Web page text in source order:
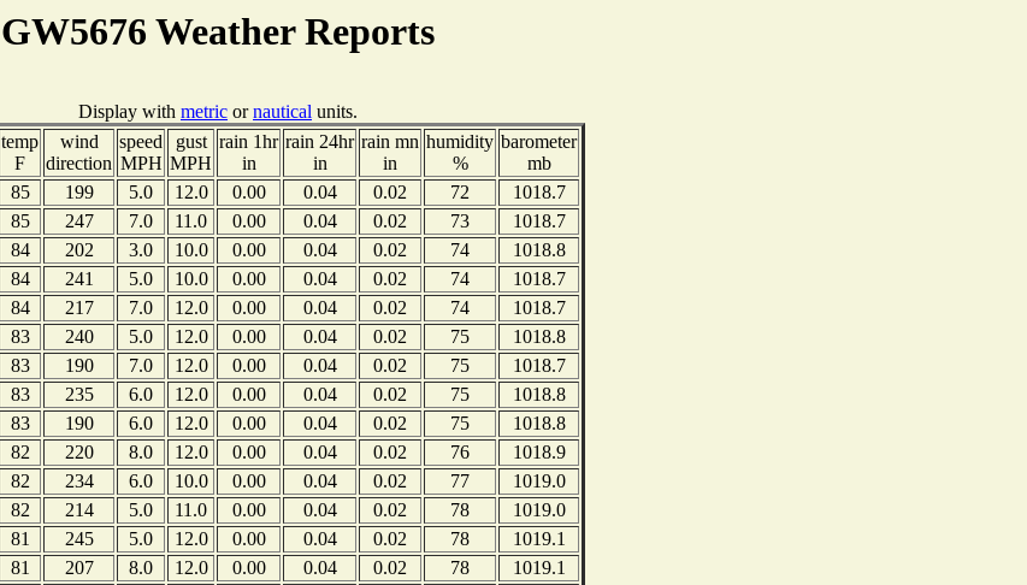
GW5676 Weather Reports
Display with metric ornautical units.
temp
F
wind
direction
speed
MPH
gust
MPH
rain 1hr
in
rain 24hr
in
rain mn
in
humidity
%
barometer
mb
85 199 5.0 12.0 0.00 0.04 0.02 72
1018.7
85 247 7.0 11.0 0.00 0.04 0.02 73
1018.7
84 202 3.0 10.0 0.00 0.04 0.02 74
1018.8
84 241 5.0 10.0 0.00 0.04 0.02 74
1018.7
84 217 7.0 12.0 0.00 0.04 0.02 74
1018.7
83 240 5.0 12.0 0.00 0.04 0.02 75
1018.8
83 190 7.0 12.0 0.00 0.04 0.02 75
1018.7
83 235 6.0 12.0 0.00 0.04 0.02 75
1018.8
83 190 6.0 12.0 0.00 0.04 0.02 75
1018.8
82 220 8.0 12.0 0.00 0.04 0.02 76
1018.9
82 234 6.0 10.0 0.00 0.04 0.02 77
1019.0
82 214 5.0 11.0 0.00 0.04 0.02 78
1019.0
81 245 5.0 12.0 0.00 0.04 0.02 78
1019.1
81 207 8.0 12.0 0.00 0.04 0.02 78
1019.1